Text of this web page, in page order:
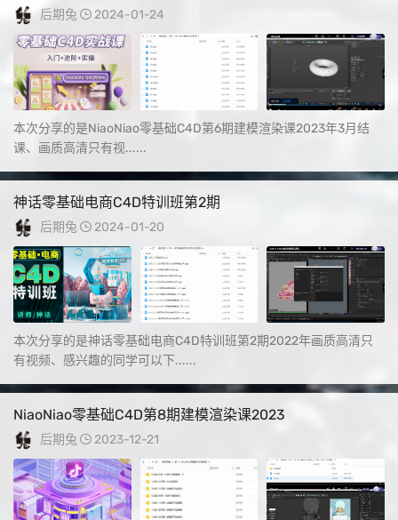
后期兔 2024-01-24
本次分享的是NiaoNiao零基础C4D第6期建模渲染课2023年3月结
课、画质高清只有视......
神话零基础电商C4D特训班第2期
后期兔 2024-01-20
本次分享的是神话零基础电商C4D特训班第2期2022年画质高清只
有视频、感兴趣的同学可以下......
NiaoNiao零基础C4D第8期建模渲染课2023
后期兔 2023-12-21